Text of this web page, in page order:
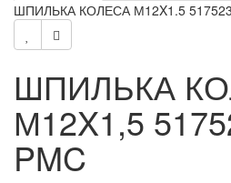
ШПИЛЬКА КОЛЕСА М12X1.5
ШПИЛЬКА
М12X1,5
PMC